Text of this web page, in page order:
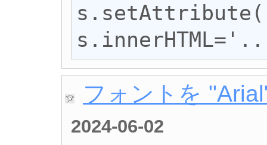
フォントを
2024-06-02